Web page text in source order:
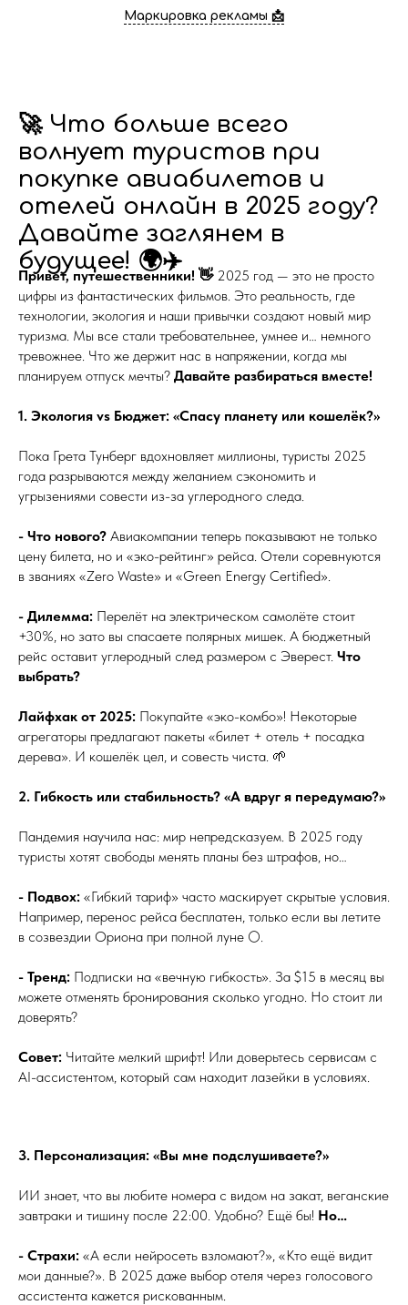
Маркировка рекламы 📩
🚀 Что больше всего
волнует туристов при
покупке авиабилетов и
отелей онлайн в 2025 году?
Давайте заглянем в
будущее! 🌍✈️
Привет, путешественники! 👋 2025 год — это не просто
цифры из фантастических фильмов. Это реальность, где
технологии, экология и наши привычки создают новый мир
туризма. Мы все стали требовательнее, умнее и… немного
тревожнее. Что же держит нас в напряжении, когда мы
планируем отпуск мечты? Давайте разбираться вместе!
1. Экология vs Бюджет: «Спасу планету или кошелёк?»
Пока Грета Тунберг вдохновляет миллионы, туристы 2025
года разрываются между желанием сэкономить и
угрызениями совести из-за углеродного следа.
- Что нового? Авиакомпании теперь показывают не только
цену билета, но и «эко-рейтинг» рейса. Отели соревнуются
в званиях «Zero Waste» и «Green Energy Certified».
- Дилемма: Перелёт на электрическом самолёте стоит
+30%, но зато вы спасаете полярных мишек. А бюджетный
рейс оставит углеродный след размером с Эверест. Что
выбрать?
Лайфхак от 2025: Покупайте «эко-комбо»! Некоторые
агрегаторы предлагают пакеты «билет + отель + посадка
дерева». И кошелёк цел, и совесть чиста. 🌱
2. Гибкость или стабильность? «А вдруг я передумаю?»
Пандемия научила нас: мир непредсказуем. В 2025 году
туристы хотят свободы менять планы без штрафов, но…
- Подвох: «Гибкий тариф» часто маскирует скрытые условия.
Например, перенос рейса бесплатен, только если вы летите
в созвездии Ориона при полной луне 🌕.
- Тренд: Подписки на «вечную гибкость». За $15 в месяц вы
можете отменять бронирования сколько угодно. Но стоит ли
доверять?
Совет: Читайте мелкий шрифт! Или доверьтесь сервисам с
AI-ассистентом, который сам находит лазейки в условиях.
3. Персонализация: «Вы мне подслушиваете?»
ИИ знает, что вы любите номера с видом на закат, веганские
завтраки и тишину после 22:00. Удобно? Ещё бы! Но…
- Страхи: «А если нейросеть взломают?», «Кто ещё видит
мои данные?». В 2025 даже выбор отеля через голосового
ассистента кажется рискованным.